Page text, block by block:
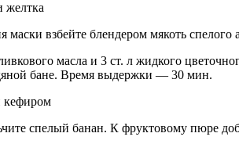
желтка
маски взбейте блендером мякоть
масла и 3 ст. л жидкого
бане. Время выдержки — 30 мин.
кефиром
спелый банан. К фруктовому пюре